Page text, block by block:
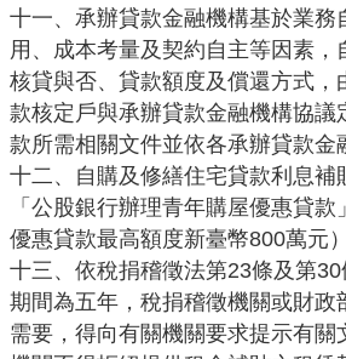
網
站
資
料
開
放
宣
告
資
通
安
全
十一、承辦貸款金融機構基於業務
用、成本考量及契約自主等因素，
核貸與否、貸款額度及償還方式，
款核定戶與承辦貸款金融機構協議
款所需相關文件並依各承辦貸款金
十二、自購及修繕住宅貸款利息補
「公股銀行辦理青年購屋優惠貸款
優惠貸款最高額度新臺幣800萬元
十三、依稅捐稽徵法第23條及第
期間為五年，稅捐稽徵機關或財政
需要，得向有關機關要求提示有關